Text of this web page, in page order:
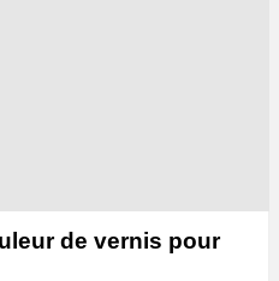
de vernis pour